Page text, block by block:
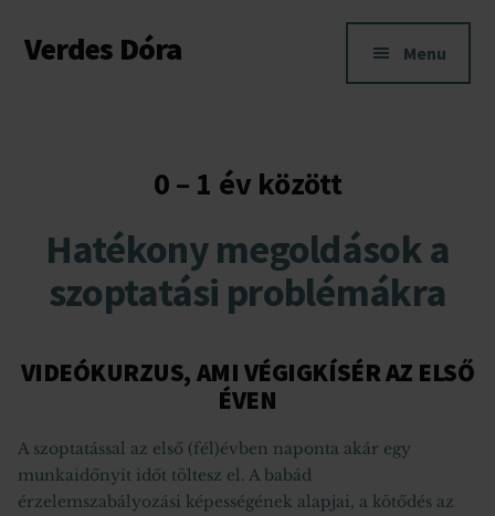
main
footer
menu
Verdes Dóra
tanácsadás
Budapesten
megyében.
Menu
0 – 1 év között
Hatékony megoldásoka
szoptatási problémákra
VIDEÓKURZUS, AMI VÉGIGKÍSÉR AZ ELSŐ
ÉVEN
A szoptatással az első (fél)évben naponta akár egy
munkaidőnyit időt töltesz el. A babád
érzelemszabályozási képességének alapjai, a kötődés az